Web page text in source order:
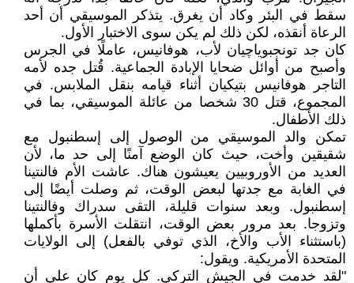
سقط في البئر وكاد أن يغرق. يتذكر الموسيقي أن أحد
الرعاة أنقذه، لكن ذلك لم يكن سوى الاختبار الأول.
كان جد تونجبوياچيان لأب، هوفانيس، عاملًا في الجرس
وأصبح من أوائل ضحايا الإبادة الجماعية. قُتل جده لأمه
التاجر هوفانيس بتيكيان أثناء قيامه بنقل الملابس. في
المجموع، قتل 30 شخصا من عائلة الموسيقي، بما في
ذلك الأطفال.
تمكن والد الموسيقي من الوصول إلى إسطنبول مع
شقيقين وأخت، حيث كان الوضع آمنًا إلى حد ما، لأن
العديد من الأوروبيين يعيشون هناك. عاشت الأم فالنتينا
في الغابة مع جدتها لبعض الوقت، ثم وصلت أيضًا إلى
إسطنبول. وبعد سنوات قليلة، التقى سدراك وفالنتينا
وتزوجا. بعد مرور بعض الوقت، انتقلت الأسرة بأكملها
(باستثناء الأب والأخ، الذي توفي بالفعل) إلى الولايات
المتحدة الأمريكية. ويقول:
"لقد خدمت في الجيش التركي. كل يوم كان علي أن